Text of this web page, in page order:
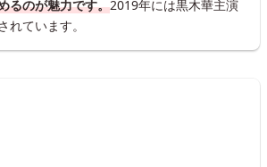
るのが魅力です。2019年には黒木華主演
れています。